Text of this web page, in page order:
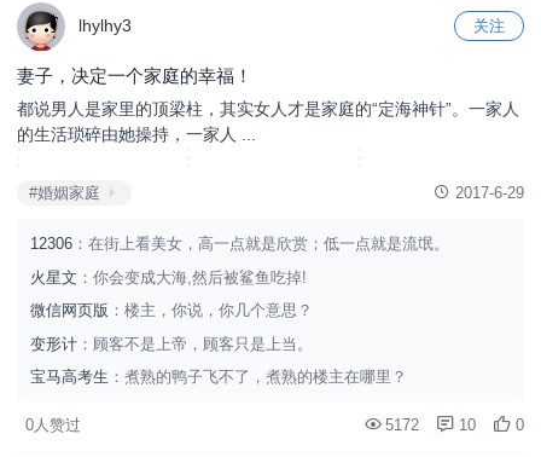
lhylhy3 关注
妻子，决定一个家庭的幸福！
都说男人是家里的顶梁柱，其实女人才是家庭的“定海神针”。一家人
的生活琐碎由她操持，一家人 ...
#婚姻家庭 2017-6-29
12306 ：在街上看美女，高一点就是欣赏；低一点就是流氓。
火星文 ：你会变成大海,然后被鲨鱼吃掉!
微信网页版 ：楼主，你说，你几个意思？
变形计 ：顾客不是上帝，顾客只是上当。
宝马高考生 ：煮熟的鸭子飞不了，煮熟的楼主在哪里？
0人赞过 5172 10 0